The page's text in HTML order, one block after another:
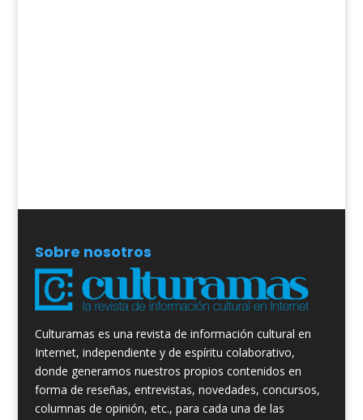
Sobre nosotros
Culturamas es una revista de información cultural en
Internet, independiente y de espíritu colaborativo,
donde generamos nuestros propios contenidos en
forma de reseñas, entrevistas, novedades, concursos,
columnas de opinión, etc., para cada una de las